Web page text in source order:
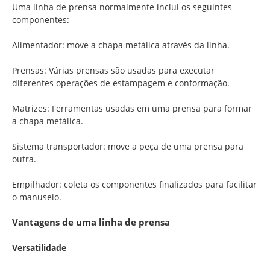
Uma linha de prensa normalmente inclui os seguintes
componentes:
Alimentador: move a chapa metálica através da linha.
Prensas: Várias prensas são usadas para executar
diferentes operações de estampagem e conformação.
Matrizes: Ferramentas usadas em uma prensa para formar
a chapa metálica.
Sistema transportador: move a peça de uma prensa para
outra.
Empilhador: coleta os componentes finalizados para facilitar
o manuseio.
Vantagens de uma linha de prensa
Versatilidade